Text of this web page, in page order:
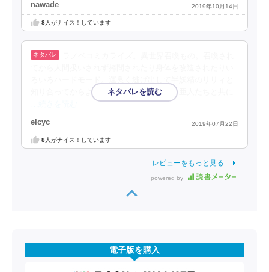
nawade 2019年10月14日
8人がナイス！しています
知り合ってからようやく人間らしい生活を亜人たちと共に
elcyc 2019年07月22日
8人がナイス！しています
レビューをもっと見る
powered by
電子版を購入